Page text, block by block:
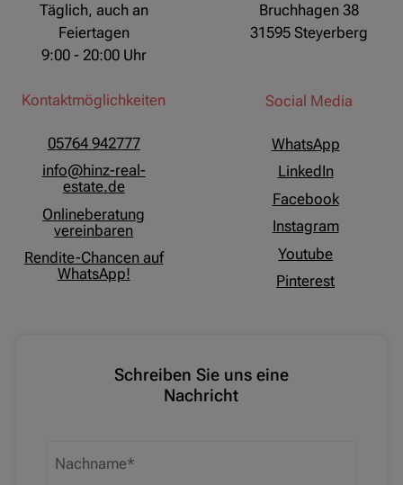
Täglich, auch an
Feiertagen
9:00 - 20:00 Uhr
Kontaktmöglichkeiten
05764 942777
info@hinz-real-
estate.de
Onlineberatung
vereinbaren
Rendite-Chancen auf
WhatsApp!
Bruchhagen 38
31595 Steyerberg
Social Media
WhatsApp
LinkedIn
Facebook
Instagram
Youtube
Pinterest
Schreiben Sie uns eine
Nachricht